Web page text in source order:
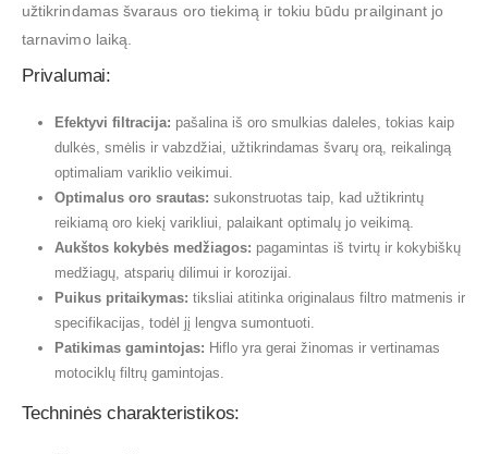
užtikrindamas švaraus oro tiekimą ir tokiu būdu prailginant jo
tarnavimo laiką.
Privalumai:
Efektyvi filtracija: pašalina iš oro smulkias daleles, tokias kaip
dulkės, smėlis ir vabzdžiai, užtikrindamas švarų orą, reikalingą
optimaliam variklio veikimui.
Optimalus oro srautas: sukonstruotas taip, kad užtikrintų
reikiamą oro kiekį varikliui, palaikant optimalų jo veikimą.
Aukštos kokybės medžiagos: pagamintas iš tvirtų ir kokybiškų
medžiagų, atsparių dilimui ir korozijai.
Puikus pritaikymas: tiksliai atitinka originalaus filtro matmenis ir
specifikacijas, todėl jį lengva sumontuoti.
Patikimas gamintojas: Hiflo yra gerai žinomas ir vertinamas
motociklų filtrų gamintojas.
Techninės charakteristikos: